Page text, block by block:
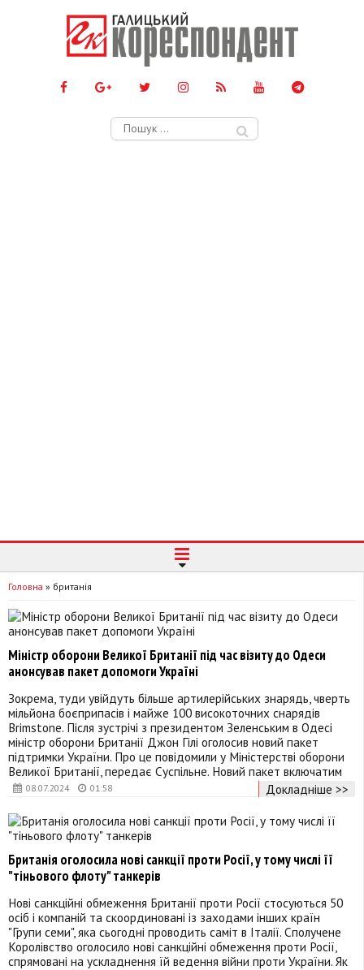
Пошук:
Головна » британія
08.07.2024 01:58
Міністр оборони Великої Британії під час візиту до Одеси
анонсував пакет допомоги Україні
Зокрема, туди увійдуть більше артилерійських знарядь, чверть
мільйона боєприпасів і майже 100 високоточних снарядів
Brimstone. Після зустрічі з президентом Зеленським в Одесі
міністр оборони Британії Джон Гілі оголосив новий пакет
підтримки України. Про це повідомили у Міністерстві оборони
Великої Британії, передає Суспільне. Новий пакет включатим
Докладніше >>
Британія оголосила нові санкції проти Росії, у тому числі її
"тіньового флоту" танкерів
Нові санкційні обмеження Британії проти Росії стосуються 50
осіб і компаній та скоординовані із заходами інших країн
"Групи семи", яка сьогодні проводить саміт в Італії. Сполучене
Королівство оголосило нові санкційні обмеження проти Росії,
спрямовані на ускладнення їй ведення війни проти України. Як